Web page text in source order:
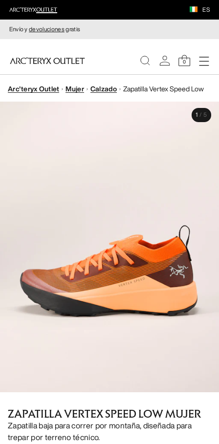
ES
Envío ydevolucionesgratis
0
MUJERE
Arc'teryx Outlet Mujer Calzado Zapatilla Vertex Speed Low
1 / 5
ZAPATILLA VERTEX SPEED LOW MUJER
Zapatilla baja para correr por montaña, diseñada para
trepar por terreno técnico.